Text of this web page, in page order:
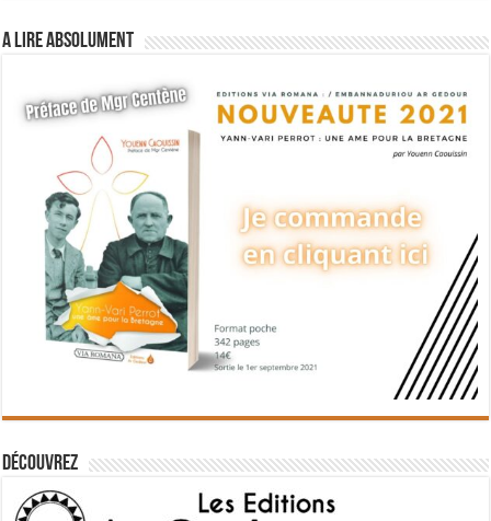
A lire absolument
Découvrez